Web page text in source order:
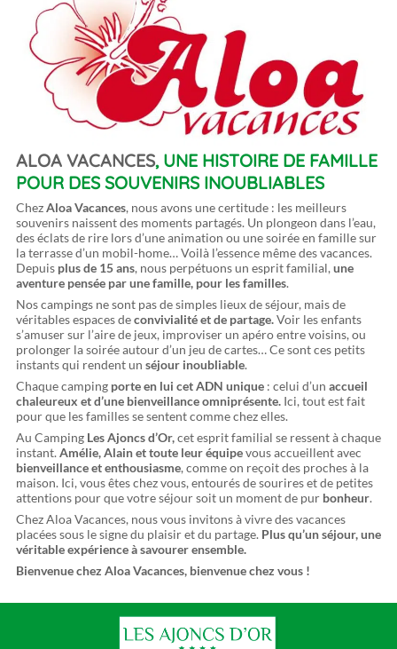
ALOA VACANCES, UNE HISTOIRE DE FAMILLE
POUR DES SOUVENIRS INOUBLIABLES
ChezAloa Vacances, nous avons une certitude : les meilleurs
souvenirs naissent des moments partagés. Un plongeon dans l’eau,
des éclats de rire lors d’une animation ou une soirée en famille sur
la terrasse d’un mobil-home… Voilà l’essence même des vacances.
Depuis plus de 15 ans, nous perpétuons un esprit familial, une
aventure pensée par une famille, pour les familles.
Nos campings ne sont pas de simples lieux de séjour, mais de
véritables espaces deconvivialité et de partage.Voir les enfants
s’amuser sur l’aire de jeux, improviser un apéro entre voisins, ou
prolonger la soirée autour d’un jeu de cartes… Ce sont ces petits
instants qui rendent un séjour inoubliable.
Chaque camping porte en lui cet ADN unique: celui d’un accueil
chaleureux et d’une bienveillance omniprésente.Ici, tout est fait
pour que les familles se sentent comme chez elles.
Au Camping Les Ajoncs d’Or,cet esprit familial se ressent à chaque
instant. Amélie, Alain et toute leur équipevous accueillent avec
bienveillance et enthousiasme, comme on reçoit des proches à la
maison. Ici, vous êtes chez vous, entourés de sourires et de petites
attentions pour que votre séjour soit un moment de pur bonheur.
Chez Aloa Vacances, nous vous invitons à vivre des vacances
placées sous le signe du plaisir et du partage. Plus qu’un séjour, une
véritable expérience à savourer ensemble.
Bienvenue chez Aloa Vacances, bienvenue chez vous !